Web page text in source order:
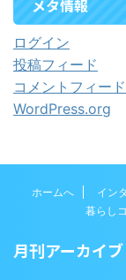
メタ情報
ログイン
投稿フィード
コメントフィード
WordPress.org
ホームへ イン
暮らし
月刊アーカイブ